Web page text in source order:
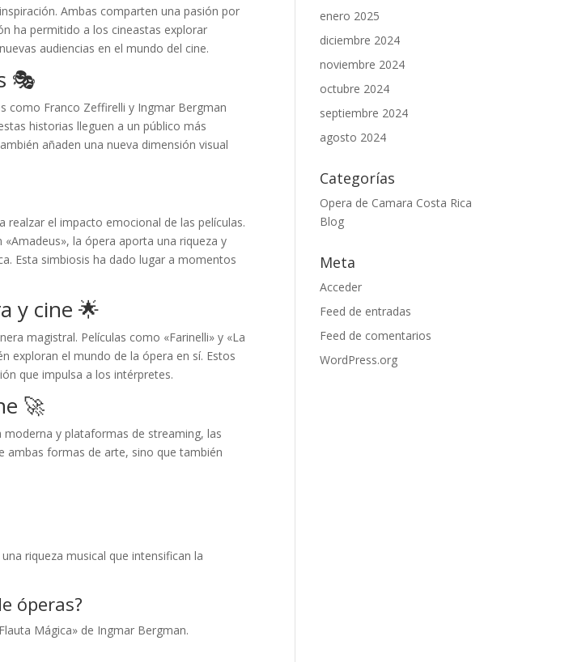
Ambas comparten una pasión por
ha permitido a los cineastas explorar
audiencias en el mundo del cine.
🎭
como Franco Zeffirelli y Ingmar Bergman
historias lleguen a un público más
añaden una nueva dimensión visual
realzar el impacto emocional de las películas.
la ópera aporta una riqueza y
Esta simbiosis ha dado lugar a momentos
y cine 🌟
magistral. Películas como «Farinelli» y «La
exploran el mundo de la ópera en sí. Estos
que impulsa a los intérpretes.
🚀
y plataformas de streaming, las
ambas formas de arte, sino que también
riqueza musical que intensifican la
óperas?
Mágica» de Ingmar Bergman.
enero 2025
diciembre 2024
noviembre 2024
octubre 2024
septiembre 2024
agosto 2024
Categorías
Opera de Camara Costa Rica
Blog
Meta
Acceder
Feed de entradas
Feed de comentarios
WordPress.org